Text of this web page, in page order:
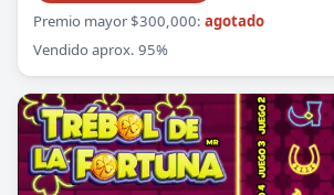
Premio mayor $300,000: agotado
Vendido aprox. 95%